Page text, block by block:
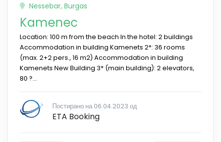
Nessebar, Burgas
Kamenec
Location: 100 m from the beach In the hotel: 2 buildings
Accommodation in building Kamenets 2*: 36 rooms
(max. 2+2 pers., 16 m2) Accommodation in building
Kamenets New Building 3* (main building): 2 elevators,
80 ?...
Постирано на 06.04.2023 од
ETA Booking